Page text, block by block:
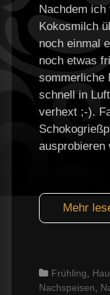
Nachdem ich
Kokosmilch
noch einmal
noch etwas
sommerliche
schnell in
verhext ;-).
ausprobieren
Mehr
Categories
Frühling
Nachspeisen